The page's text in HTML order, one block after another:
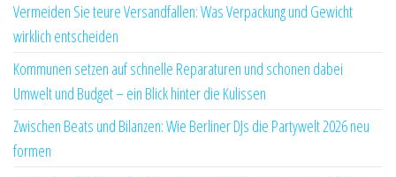
Vermeiden Sie teure Versandfallen: Was Verpackung und Gewicht
wirklich entscheiden
Kommunen setzen auf schnelle Reparaturen und schonen dabei
Umwelt und Budget – ein Blick hinter die Kulissen
Zwischen Beats und Bilanzen: Wie Berliner DJs die Partywelt 2026 neu
formen